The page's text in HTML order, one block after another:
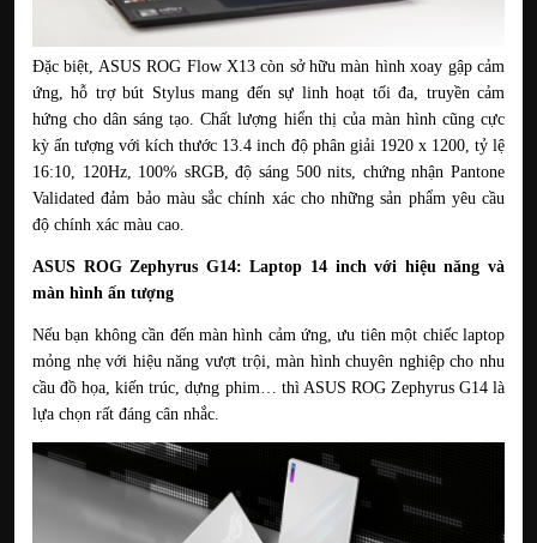
Đặc biệt, ASUS ROG Flow X13 còn sở hữu màn hình xoay gập cảm
ứng, hỗ trợ bút Stylus mang đến sự linh hoạt tối đa, truyền cảm
hứng cho dân sáng tạo. Chất lượng hiển thị của màn hình cũng cực
kỳ ấn tượng với kích thước 13.4 inch độ phân giải 1920 x 1200, tỷ lệ
16:10, 120Hz, 100% sRGB, độ sáng 500 nits, chứng nhận Pantone
Validated đảm bảo màu sắc chính xác cho những sản phẩm yêu cầu
độ chính xác màu cao.
ASUS ROG Zephyrus G14: Laptop 14 inch với hiệu năng và
màn hình ấn tượng
Nếu bạn không cần đến màn hình cảm ứng, ưu tiên một chiếc laptop
mỏng nhẹ với hiệu năng vượt trội, màn hình chuyên nghiệp cho nhu
cầu đồ họa, kiến trúc, dựng phim… thì ASUS ROG Zephyrus G14 là
lựa chọn rất đáng cân nhắc.